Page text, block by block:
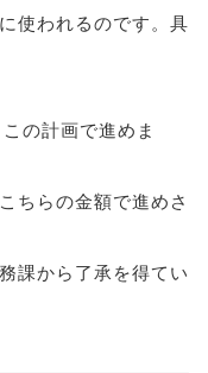
使われるのです。具
の計画で進めま
ちらの金額で進めさ
課から了承を得てい